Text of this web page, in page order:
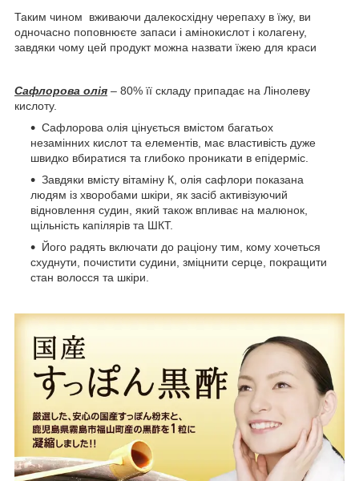
Таким чином вживаючи далекосхідну черепаху в їжу, ви
одночасно поповнюєте запаси і амінокислот і колагену,
завдяки чому цей продукт можна назвати їжею для краси
Сафлорова олія – 80% її складу припадає на Лінолеву
кислоту.
Сафлорова олія цінується вмістом багатьох
незамінних кислот та елементів, має властивість дуже
швидко вбиратися та глибоко проникати в епідерміс.
Завдяки вмісту вітаміну К, олія сафлори показана
людям із хворобами шкіри, як засіб активізуючий
відновлення судин, який також впливає на малюнок,
щільність капілярів та ШКТ.
Його радять включати до раціону тим, кому хочеться
схуднути, почистити судини, зміцнити серце, покращити
стан волосся та шкіри.